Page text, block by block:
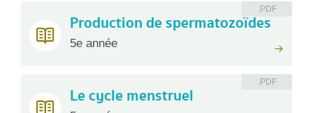
.PDF
Production de spermatozoïdes
5e année
.PDF
Le cycle menstruel